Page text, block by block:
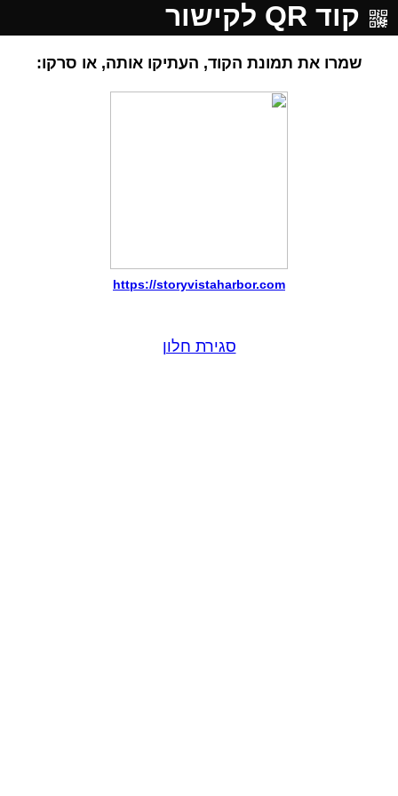
קוד QR לקישור
שמרו את תמונת הקוד, העתיקו אותה, או סרקו:
https://storyvistaharbor.com
סגירת חלון